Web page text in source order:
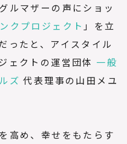
ルマザーの声にショッ
クプロジェクト 」を立
ったと、アイスタイル
ェクトの運営団体 一般
ズ代表理事の山田メユ
高め、幸せをもたらす